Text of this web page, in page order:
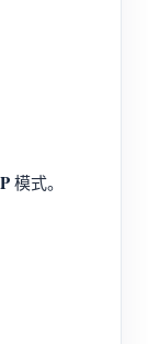
模式。